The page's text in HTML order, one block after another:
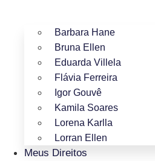
Barbara Hane
Bruna Ellen
Eduarda Villela
Flávia Ferreira
Igor Gouvê
Kamila Soares
Lorena Karlla
Lorran Ellen
Meus Direitos